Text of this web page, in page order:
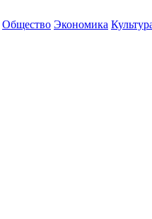
Общество Экономика